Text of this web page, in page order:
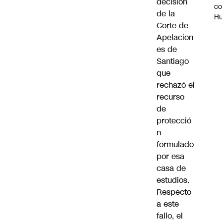
de la
Corte de
Apelacion
es de
Santiago
que
rechazó el
recurso
de
protecció
n
formulado
por esa
casa de
estudios.
Respecto
a este
fallo, el